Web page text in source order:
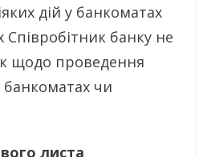
дій у банкоматах
Співробітник банку не
щодо проведення
банкоматах чи
листа